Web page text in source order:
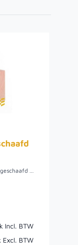
Bestel hier uw lariks/douglas geschaafd 85x85 mm paal. Het hout is onbehandeld en heeft een robuuste uitstraling. Lariks/douglas hout heeft een natuurlijke uitstraling en is bij ons in meerdere lengtes verkrijgbaar. Hoewel het Lariks/douglas hout onbehandeld is, is het toch geschikt als tuinhout. Het is kwetsbaar voor vocht, dus zwevend monteren is aanbevolen. Het hout is relatief goedkoop in vergelijking met bijvoorbeeld eikenhout. Het is daarnaast eenvoudig bewerkbaar hout en heeft een mooie warme kleur en egale vergrijzing.